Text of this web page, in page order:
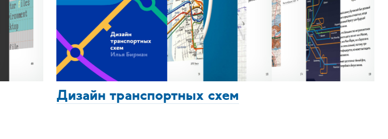
Дизайн транспортных схем